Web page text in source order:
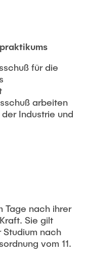
für die
arbeiten
Industrie und
Tage nach ihrer
Sie gilt
Studium nach
vom 11.